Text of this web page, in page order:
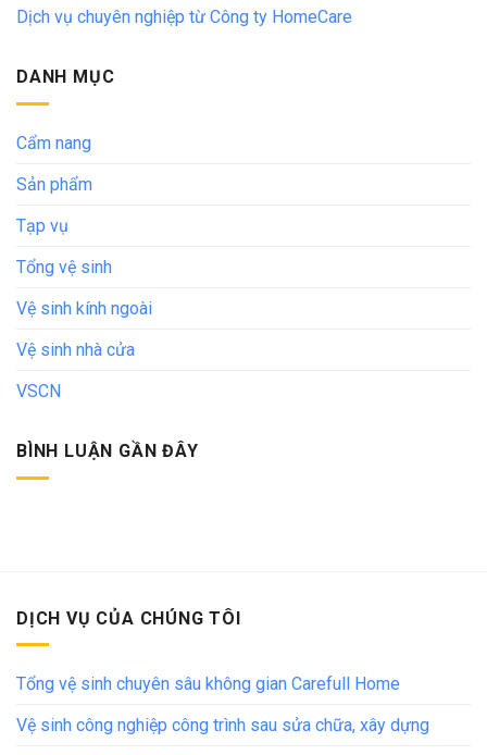
Dịch vụ chuyên nghiệp từ Công ty HomeCare
DANH MỤC
Cẩm nang
Sản phẩm
Tạp vụ
Tổng vệ sinh
Vệ sinh kính ngoài
Vệ sinh nhà cửa
VSCN
BÌNH LUẬN GẦN ĐÂY
DỊCH VỤ CỦA CHÚNG TÔI
Tổng vệ sinh chuyên sâu không gian Carefull Home
Vệ sinh công nghiệp công trình sau sửa chữa, xây dựng